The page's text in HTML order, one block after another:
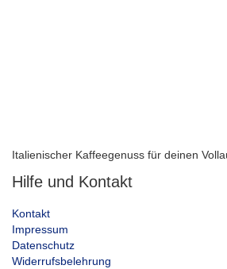
Italienischer Kaffeegenuss für deinen
Hilfe und Kontakt
Kontakt
Impressum
Datenschutz
Widerrufsbelehrung